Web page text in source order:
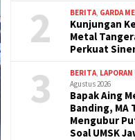
2 BERITA GARDA
Kunjungan
Metal
Perkuat
3 BERITA
Agustus 2026
Bapak Aing
Banding, MA
Mengubur
Soal UMSK